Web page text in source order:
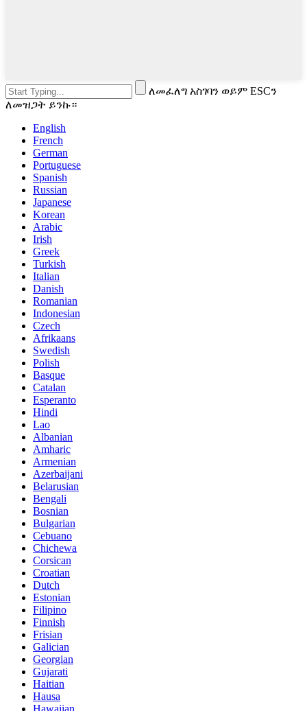
ለመፈለግ አስገባን ወይም ESCን
ለመዝጋት ይንኩ።
English
French
German
Portuguese
Spanish
Russian
Japanese
Korean
Arabic
Irish
Greek
Turkish
Italian
Danish
Romanian
Indonesian
Czech
Afrikaans
Swedish
Polish
Basque
Catalan
Esperanto
Hindi
Lao
Albanian
Amharic
Armenian
Azerbaijani
Belarusian
Bengali
Bosnian
Bulgarian
Cebuano
Chichewa
Corsican
Croatian
Dutch
Estonian
Filipino
Finnish
Frisian
Galician
Georgian
Gujarati
Haitian
Hausa
Hawaiian